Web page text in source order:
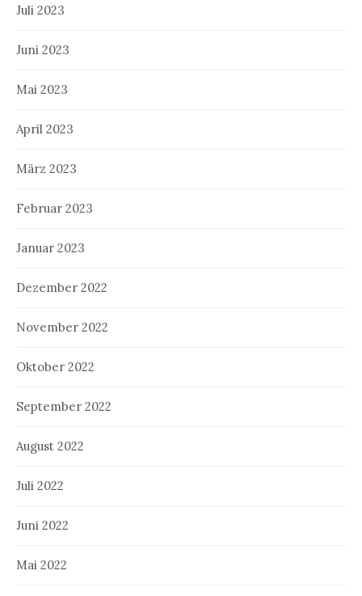
Juli 2023
Juni 2023
Mai 2023
April 2023
März 2023
Februar 2023
Januar 2023
Dezember 2022
November 2022
Oktober 2022
September 2022
August 2022
Juli 2022
Juni 2022
Mai 2022